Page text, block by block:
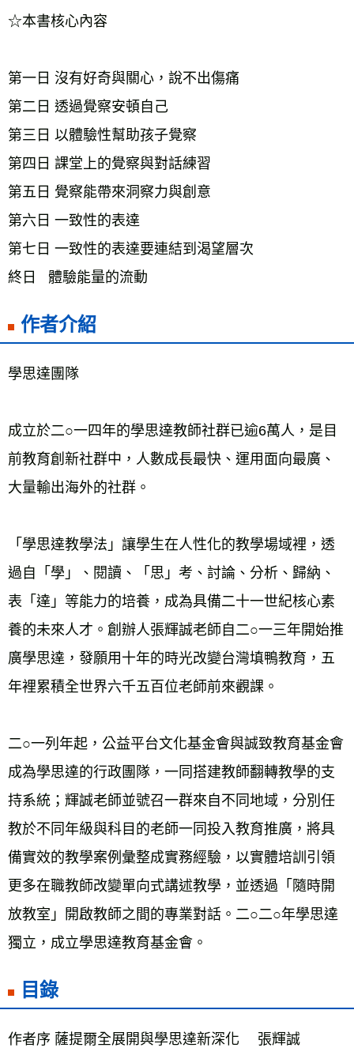
☆本書核心內容
第一日 沒有好奇與關心，說不出傷痛
第二日 透過覺察安頓自己
第三日 以體驗性幫助孩子覺察
第四日 課堂上的覺察與對話練習
第五日 覺察能帶來洞察力與創意
第六日 一致性的表達
第七日 一致性的表達要連結到渴望層次
終日   體驗能量的流動
作者介紹
學思達團隊
成立於二○一四年的學思達教師社群已逾6萬人，是目
前教育創新社群中，人數成長最快、運用面向最廣、
大量輸出海外的社群。
「學思達教學法」讓學生在人性化的教學場域裡，透
過自「學」、閱讀、「思」考、討論、分析、歸納、
表「達」等能力的培養，成為具備二十一世紀核心素
養的未來人才。創辦人張輝誠老師自二○一三年開始推
廣學思達，發願用十年的時光改變台灣填鴨教育，五
年裡累積全世界六千五百位老師前來觀課。
二○一列年起，公益平台文化基金會與誠致教育基金會
成為學思達的行政團隊，一同搭建教師翻轉教學的支
持系統；輝誠老師並號召一群來自不同地域，分別任
教於不同年級與科目的老師一同投入教育推廣，將具
備實效的教學案例彙整成實務經驗，以實體培訓引領
更多在職教師改變單向式講述教學，並透過「隨時開
放教室」開啟教師之間的專業對話。二○二○年學思達
獨立，成立學思達教育基金會。
目錄
作者序 薩提爾全展開與學思達新深化 　張輝誠